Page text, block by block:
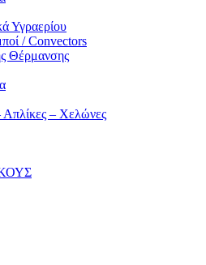
Υγραερίου
/ Convectors
Θέρμανσης
Απλίκες – Χελώνες